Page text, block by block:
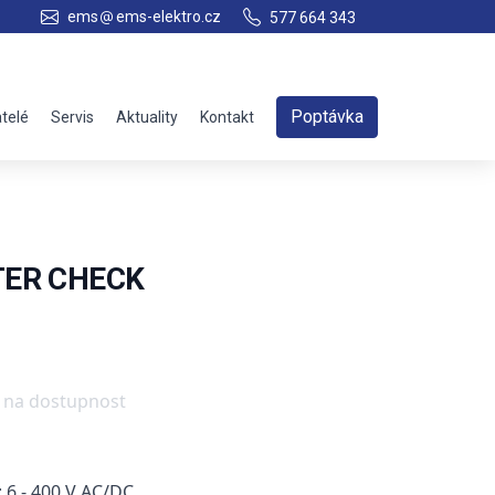
ems ems-elektro.cz 577 664 343
Servis Aktuality Kontakt Poptávka
CHECK
na dostupnost